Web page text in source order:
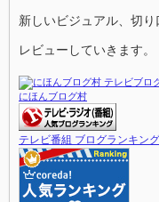
新しいビジュアル、切り
レビューしていきます。
にほんブログ村
テレビ番組 ブログランキン